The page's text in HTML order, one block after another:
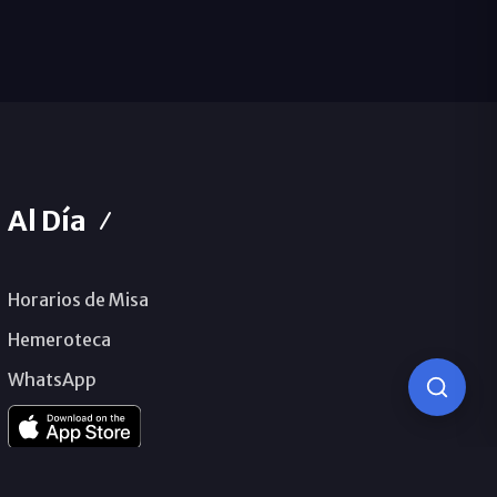
Al Día
Horarios de Misa
Hemeroteca
WhatsApp